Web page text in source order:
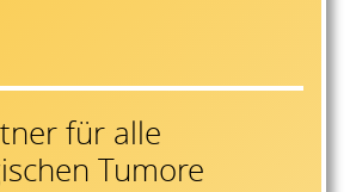
für alle
Tumore